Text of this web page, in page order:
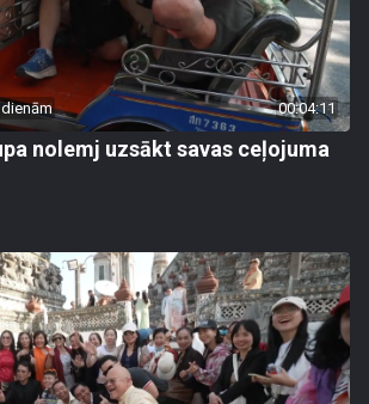
00:04:11
nolemj uzsākt savas ceļojuma